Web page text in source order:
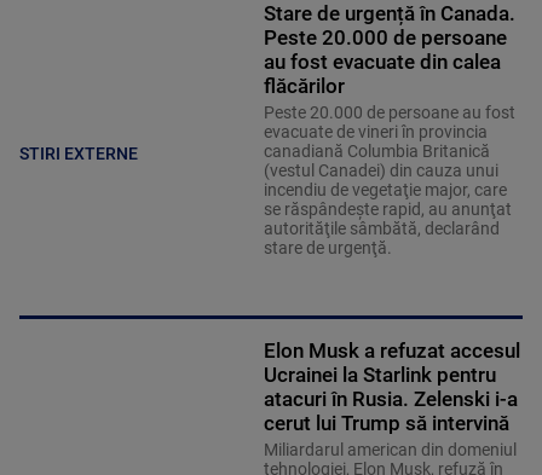
STIRI EXTERNE
Stare de urgență în Canada.
Peste 20.000 de persoane
au fost evacuate din calea
flăcărilor
Peste 20.000 de persoane au fost
evacuate de vineri în provincia
canadiană Columbia Britanică
(vestul Canadei) din cauza unui
incendiu de vegetaţie major, care
se răspândeşte rapid, au anunţat
autorităţile sâmbătă, declarând
stare de urgenţă.
Elon Musk a refuzat accesul
Ucrainei la Starlink pentru
atacuri în Rusia. Zelenski i-a
cerut lui Trump să intervină
Miliardarul american din domeniul
tehnologiei, Elon Musk, refuză în